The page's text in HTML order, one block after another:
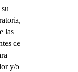
su
las
de
y/o